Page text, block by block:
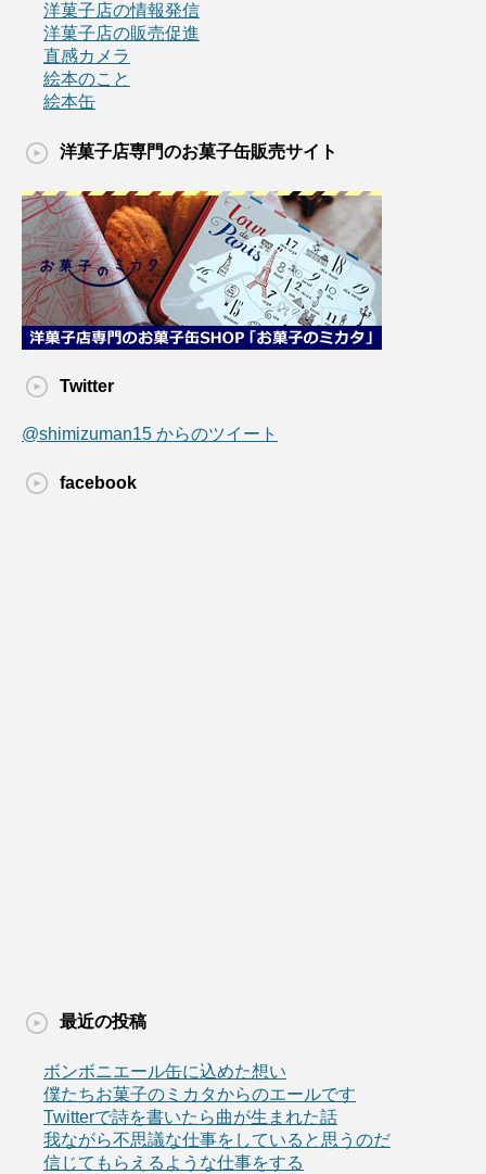
洋菓子店の情報発信
洋菓子店の販売促進
直感カメラ
絵本のこと
絵本缶
洋菓子店専門のお菓子缶販売サイト
Twitter
@shimizuman15 からのツイート
facebook
最近の投稿
ボンボニエール缶に込めた想い
僕たちお菓子のミカタからのエールです
Twitterで詩を書いたら曲が生まれた話
我ながら不思議な仕事をしていると思うのだ
信じてもらえるような仕事をする